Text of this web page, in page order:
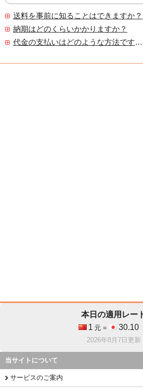
送料を事前に知ることはできますか？
納期はどのくらいかかりますか？
代金の支払いはどのような方法ですか？
本日の適用レー
1 元 = 30.10
2026年8月7日更新
当サイトについて
サービスのご案内